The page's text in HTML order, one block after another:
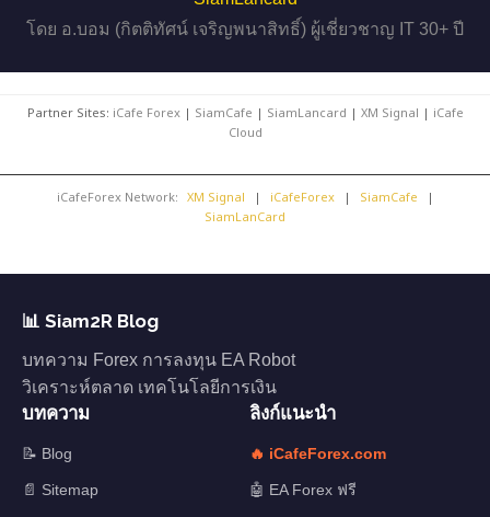
โดย อ.บอม (กิตติทัศน์ เจริญพนาสิทธิ์) ผู้เชี่ยวชาญ IT 30+ ปี
Partner Sites: iCafe Forex| SiamCafe | SiamLancard | XM Signal | iCafe
Cloud
iCafeForex Network: XM Signal | iCafeForex | SiamCafe
|
SiamLanCard
📊 Siam2R Blog
บทความ Forex การลงทุน EA Robot
วิเคราะห์ตลาด เทคโนโลยีการเงิน
บทความ
📝 Blog
📄 Sitemap
ลิงก์แนะนำ
🔥 iCafeForex.com
🤖 EA Forex ฟรี